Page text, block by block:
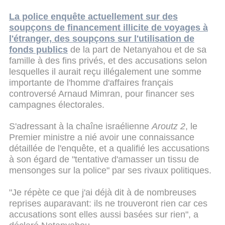
La police enquête actuellement sur des
soupçons de financement illicite de voyages à
l'étranger, des soupçons sur l'utilisation de
fonds publics de la part de Netanyahou et de sa
famille à des fins privés, et des accusations selon
lesquelles il aurait reçu illégalement une somme
importante de l'homme d'affaires français
controversé Arnaud Mimran, pour financer ses
campagnes électorales.
S'adressant à la chaîne israélienneAroutz 2, le
Premier ministre a nié avoir une connaissance
détaillée de l'enquête, et a qualifié les accusations
à son égard de "tentative d'amasser un tissu de
mensonges sur la police" par ses rivaux politiques.
"Je répète ce que j'ai déjà dit à de nombreuses
reprises auparavant: ils ne trouveront rien car ces
accusations sont elles aussi basées sur rien", a